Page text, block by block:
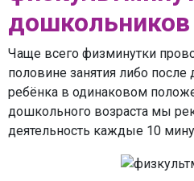
дошкольников
Чаще всего физминутки
половине занятия либо
ребёнка в одинаковом
дошкольного возраста мы
деятельность каждые 10